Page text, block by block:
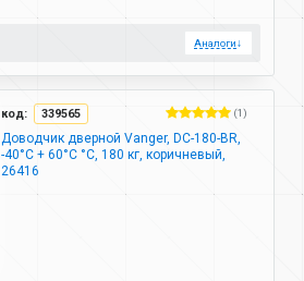
Аналоги↓
код: 339565 (1)
Доводчик дверной Vanger, DC-180-BR,
-40°C + 60°C °C, 180 кг, коричневый,
26416